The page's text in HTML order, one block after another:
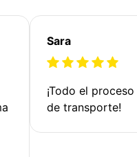
Sara
¡Todo el
de transporte!